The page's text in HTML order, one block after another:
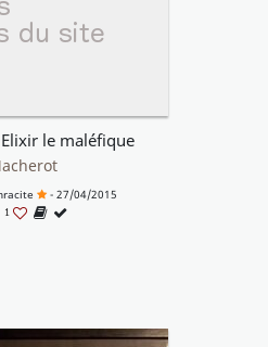
le maléfique
- 27/04/2015
1